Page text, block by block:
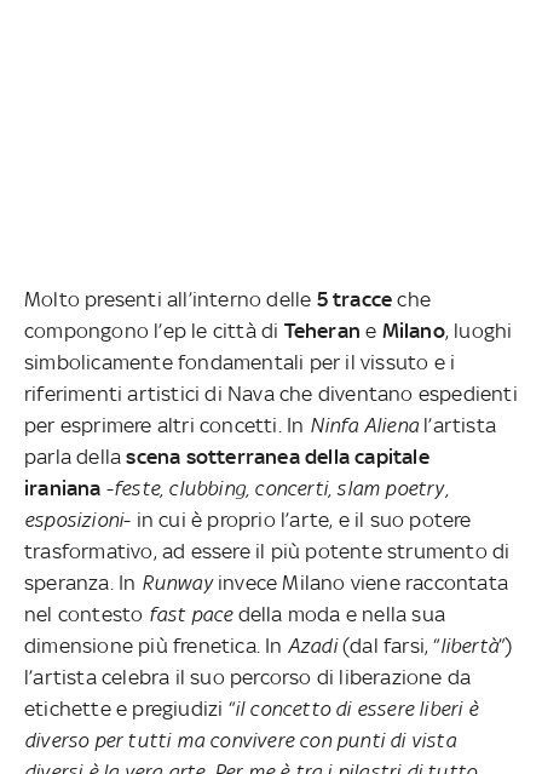
Molto presenti all’interno delle 5 tracce che
compongono l’ep le città di Teheran e Milano, luoghi
simbolicamente fondamentali per il vissuto e i
riferimenti artistici di Nava che diventano espedienti
per esprimere altri concetti. In Ninfa Alienal’artista
parla dellascena sotterranea della capitale
iraniana -feste, clubbing, concerti, slam poetry,
esposizioni- in cui è proprio l’arte, e il suo potere
trasformativo, ad essere il più potente strumento di
speranza. In Runwayinvece Milano viene raccontata
nel contesto fast pacedella moda e nella sua
dimensione più frenetica. In Azadi(dal farsi, “libertà”)
l’artista celebra il suo percorso di liberazione da
etichette e pregiudizi “il concetto di essere liberi è
diverso per tutti ma convivere con punti di vista